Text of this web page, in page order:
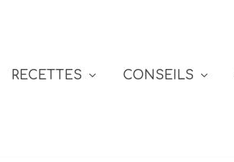
RECETTES CONSEILS